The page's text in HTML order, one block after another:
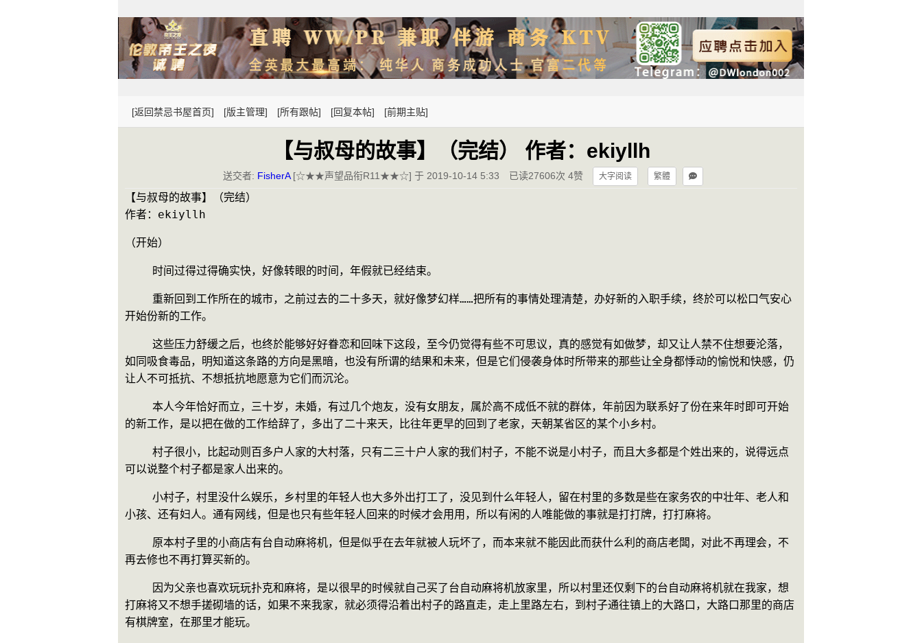
[返回禁忌书屋首页] [版主管理] [所有跟帖] [回复本帖] [前期主贴]
【与叔母的故事】（完结） 作者：ekiyllh
送交者: FisherA[☆★★声望品衔R11★★☆] 于 2019-10-14 5:33 已读27606次 4赞 大字阅读 繁體
【与叔母的故事】（完结）
作者：ekiyllh
（开始）
    时间过得过得确实快，好像转眼的时间，年假就已经结束。
开始份新的工作。
如同吸食毒品，明知道这条路的方向是黑暗，也没有所谓的结果和未来，但是它们侵袭身体时所带来的那些让全身都悸动的愉悦和快感，仍
让人不可抵抗、不想抵抗地愿意为它们而沉沦。
的新工作，是以把在做的工作给辞了，多出了二十来天，比往年更早的回到了老家，天朝某省区的某个小乡村。
可以说整个村子都是家人出来的。
小孩、还有妇人。通有网线，但是也只有些年轻人回来的时候才会用用，所以有闲的人唯能做的事就是打打牌，打打麻将。
再去修也不再打算买新的。
打麻将又不想手搓砌墙的话，如果不来我家，就必须得沿着出村子的路直走，走上里路左右，到村子通往镇上的大路口，大路口那里的商店
有棋牌室，在那里才能玩。